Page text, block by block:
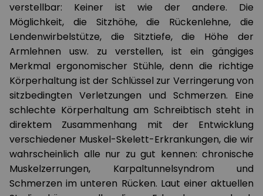
verstellbar: Keiner ist wie der andere. Die
Möglichkeit, die Sitzhöhe, die Rückenlehne, die
Lendenwirbelstütze, die Sitztiefe, die Höhe der
Armlehnen usw. zu verstellen, ist ein gängiges
Merkmal ergonomischer Stühle, denn die richtige
Körperhaltung ist der Schlüssel zur Verringerung von
sitzbedingten Verletzungen und Schmerzen. Eine
schlechte Körperhaltung am Schreibtisch steht in
direktem Zusammenhang mit der Entwicklung
verschiedener Muskel-Skelett-Erkrankungen, die wir
wahrscheinlich alle nur zu gut kennen: chronische
Muskelzerrungen, Karpaltunnelsyndrom und
Schmerzen im unteren Rücken. Laut einer aktuellen